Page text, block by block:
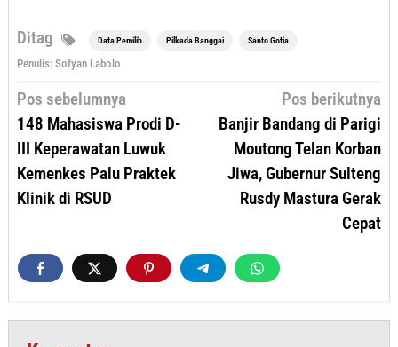
Ditag Data Pemilih Pilkada Banggai Santo Gotia
Penulis: Sofyan Labolo
Navigasi
Pos sebelumnya
148 Mahasiswa Prodi D-
III Keperawatan Luwuk
Kemenkes Palu Praktek
Klinik di RSUD
Pos berikutnya
Banjir Bandang di Parigi
Moutong Telan Korban
Jiwa, Gubernur Sulteng
Rusdy Mastura Gerak
Cepat